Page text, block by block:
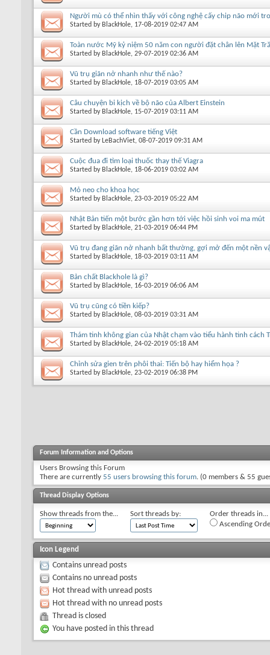
Người mù có thể nhìn thấy với công nghệ cấy chip não mới
Started by BlackHole, 17-08-2019 02:47 AM
Toàn nước Mỹ kỷ niệm 50 năm con người đặt chân lên Mặt
Started by BlackHole, 29-07-2019 02:36 AM
Vũ trụ giãn nở nhanh như thế nào?
Started by BlackHole, 18-07-2019 03:05 AM
Câu chuyện bi kịch về bộ não của Albert Einstein
Started by BlackHole, 15-07-2019 03:11 AM
Cần Download software tiếng Việt
Started by LeBachViet, 08-07-2019 09:31 AM
Cuộc đua đi tìm loại thuốc thay thế Viagra
Started by BlackHole, 18-06-2019 03:02 AM
Mỏ neo cho khoa học
Started by BlackHole, 23-03-2019 05:22 AM
Nhật Bản tiến một bước gần hơn tới việc hồi sinh voi ma mút
Started by BlackHole, 21-03-2019 06:44 PM
Vũ trụ đang giãn nở nhanh bất thường, gợi mở đến một nền
Started by BlackHole, 18-03-2019 03:11 AM
Bản chất Blackhole là gì?
Started by BlackHole, 16-03-2019 06:06 AM
Vũ trụ cũng có tiền kiếp?
Started by BlackHole, 08-03-2019 03:31 AM
Thám tinh không gian của Nhật chạm vào tiểu hành tinh cách
Started by BlackHole, 24-02-2019 05:18 AM
Chỉnh sửa gien trên phôi thai: Tiến bộ hay hiểm họa ?
Started by BlackHole, 23-02-2019 06:38 PM
Forum Information and Options
Users Browsing this Forum
There are currently 55 users browsing this forum. (0 members & 55
Thread Display Options
Show threads from the... Sort threads by:
Order threads in...
Ascending
Icon Legend
Contains unread posts
Contains no unread posts
Hot thread with unread posts
Hot thread with no unread posts
Thread is closed
You have posted in this thread